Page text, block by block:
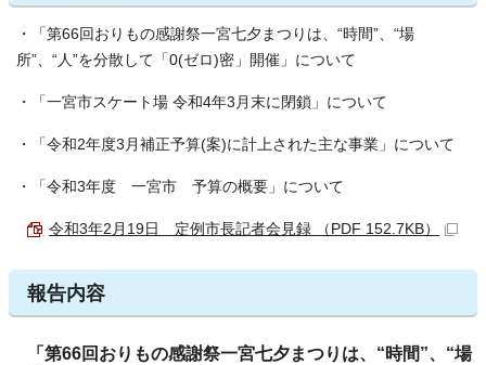
・「第66回おりもの感謝祭一宮七夕まつりは、“時間”、“場
所”、“人”を分散して「0(ゼロ)密」開催」について
・「一宮市スケート場 令和4年3月末に閉鎖」について
・「令和2年度3月補正予算(案)に計上された主な事業」について
・「令和3年度 一宮市 予算の概要」について
令和3年2月19日 定例市長記者会見録 （PDF 152.7KB）
報告内容
「第66回おりもの感謝祭一宮七夕まつりは、“時間”、“場